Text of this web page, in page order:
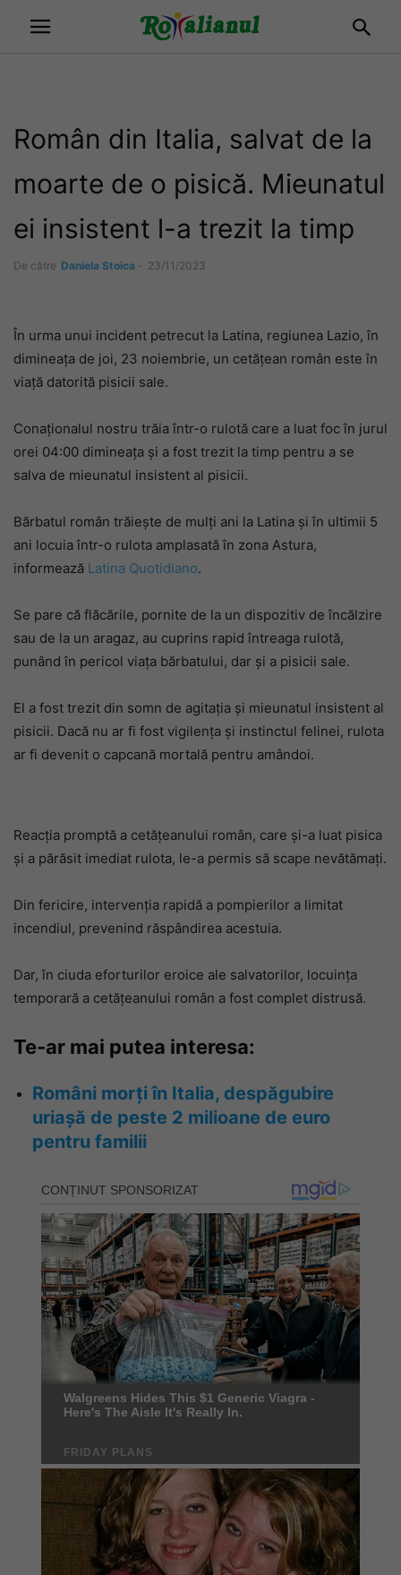
Român din Italia, salvat de la
moarte de o pisică. Mieunatul
ei insistent l-a trezit la timp
De către Daniela Stoica - 23/11/2023
În urma unui incident petrecut la Latina, regiunea Lazio, în
dimineața de joi, 23 noiembrie, un cetățean român este în
viață datorită pisicii sale.
Conaționalul nostru trăia într-o rulotă care a luat foc în jurul
orei 04:00 dimineața și a fost trezit la timp pentru a se
salva de mieunatul insistent al pisicii.
Bărbatul român trăiește de mulți ani la Latina și în ultimii 5
ani locuia într-o rulota amplasată în zona Astura,
informează Latina Quotidiano.
Se pare că flăcările, pornite de la un dispozitiv de încălzire
sau de la un aragaz, au cuprins rapid întreaga rulotă,
punând în pericol viața bărbatului, dar și a pisicii sale.
El a fost trezit din somn de agitația și mieunatul insistent al
pisicii. Dacă nu ar fi fost vigilența și instinctul felinei, rulota
ar fi devenit o capcană mortală pentru amândoi.
Reacția promptă a cetățeanului român, care și-a luat pisica
și a părăsit imediat rulota, le-a permis să scape nevătămați.
Din fericire, intervenția rapidă a pompierilor a limitat
incendiul, prevenind răspândirea acestuia.
Dar, în ciuda eforturilor eroice ale salvatorilor, locuința
temporară a cetățeanului român a fost complet distrusă.
Te-ar mai putea interesa:
Români morți în Italia, despăgubire
uriașă de peste 2 milioane de euro
pentru familii